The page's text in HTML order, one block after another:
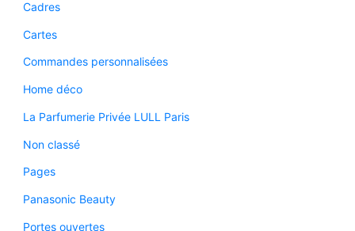
Cadres
Cartes
Commandes personnalisées
Home déco
La Parfumerie Privée LULL Paris
Non classé
Pages
Panasonic Beauty
Portes ouvertes